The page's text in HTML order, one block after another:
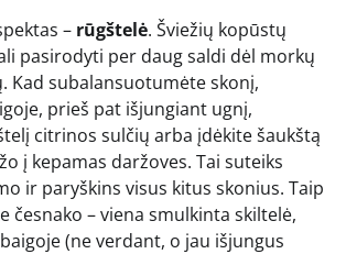
– rūgštelė. Šviežių kopūstų
pasirodyti per daug saldi dėl morkų
Kad subalansuotumėte skonį,
prieš pat išjungiant ugnį,
citrinos sulčių arba įdėkite šaukštą
į kepamas daržoves. Tai suteiks
ir paryškins visus kitus skonius. Taip
česnako – viena smulkinta skiltelė,
(ne verdant, o jau išjungus